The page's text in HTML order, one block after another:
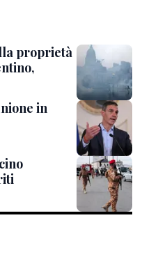
proprietà
in